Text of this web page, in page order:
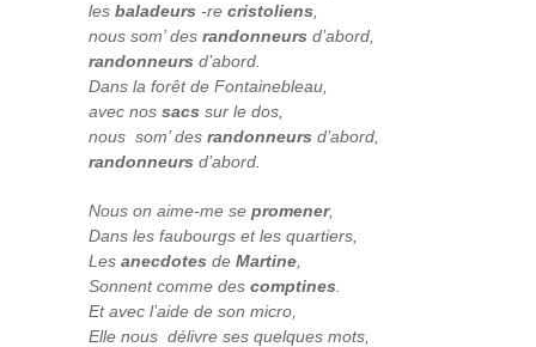
les baladeurs -re cristoliens
nous som’ des randonneurs d’abord,
randonneurs d’abord.
Dans la forêt de Fontainebleau,
avec nos sacs sur le dos,
nous som’ des randonneurs d’abord,
randonneurs d’abord.
Nous on aime-me se promener,
Dans les faubourgs et les quartiers,
Les anecdotes de Martine
Sonnent comme des comptines
Et avec l’aide de son micro,
Elle nous délivre ses quelques mots,